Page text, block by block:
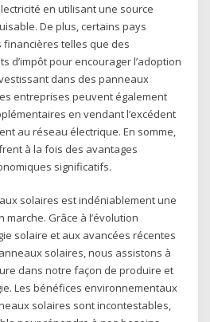
en utilisant une source
De plus, certains pays
telles que des
d’impôt pour encourager l’adoption
dans des panneaux
entreprises peuvent également
en vendant l’excédent
au réseau électrique. En somme,
à la fois des avantages
significatifs.
solaires est indéniablement une
Grâce à l’évolution
solaire et aux avancées récentes
solaires, nous assistons à
dans notre façon de produire et
Les bénéfices environnementaux
solaires sont incontestables,